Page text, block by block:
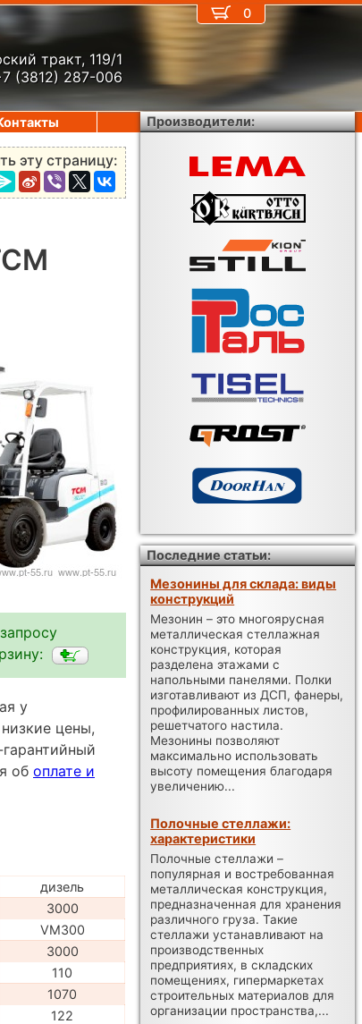
тракт, 119/1
(3812) 287-006
эту страницу:
у
цены,
об оплате и
дизель
3000
VM300
3000
110
1070
122
0
Производители:
Последние статьи:
Мезонины для склада: виды
конструкций
Мезонин – это многоярусная
металлическая стеллажная
конструкция, которая
разделена этажами с
напольными панелями. Полки
изготавливают из ДСП, фанеры,
профилированных листов,
решетчатого настила.
Мезонины позволяют
максимально использовать
высоту помещения благодаря
увеличению...
Полочные стеллажи:
характеристики
Полочные стеллажи –
популярная и востребованная
металлическая конструкция,
предназначенная для хранения
различного груза. Такие
стеллажи устанавливают на
производственных
предприятиях, в складских
помещениях, гипермаркетах
строительных материалов для
организации пространства,...